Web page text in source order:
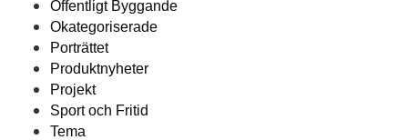
Offentligt Byggande
Okategoriserade
Porträttet
Produktnyheter
Projekt
Sport och Fritid
Tema